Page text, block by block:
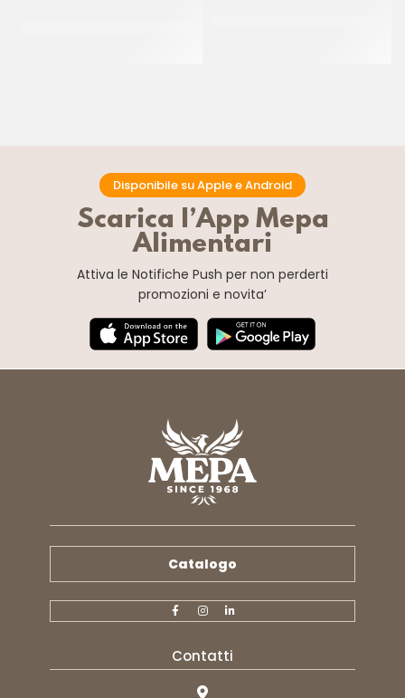
Disponibile su Apple e Android
Scarica l’App Mepa
Alimentari
Attiva le Notifiche Push per non perderti
promozioni e novita’
Catalogo
Contatti